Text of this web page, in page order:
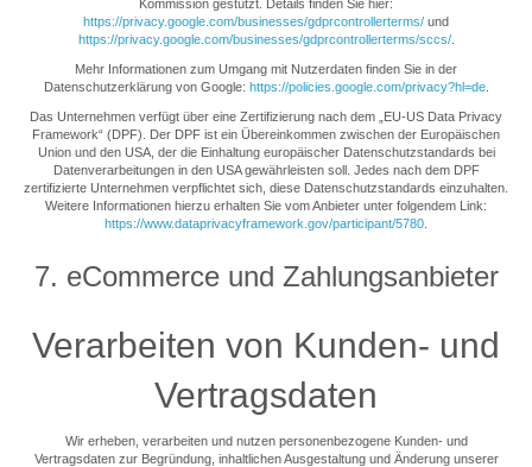
Kommission gestützt. Details finden Sie hier:
https://privacy.google.com/businesses/gdprcontrollerterms/ und
https://privacy.google.com/businesses/gdprcontrollerterms/sccs/.
Mehr Informationen zum Umgang mit Nutzerdaten finden Sie in der
Datenschutzerklärung von Google: https://policies.google.com/privacy?hl=de.
Das Unternehmen verfügt über eine Zertifizierung nach dem „EU-US Data Privacy
Framework“ (DPF). Der DPF ist ein Übereinkommen zwischen der Europäischen
Union und den USA, der die Einhaltung europäischer Datenschutzstandards bei
Datenverarbeitungen in den USA gewährleisten soll. Jedes nach dem DPF
zertifizierte Unternehmen verpflichtet sich, diese Datenschutzstandards einzuhalten.
Weitere Informationen hierzu erhalten Sie vom Anbieter unter folgendem Link:
https://www.dataprivacyframework.gov/participant/5780
7. eCommerce und Zahlungs­anbieter
Verarbeiten von Kunden- und
Vertragsdaten
Wir erheben, verarbeiten und nutzen personenbezogene Kunden- und
Vertragsdaten zur Begründung, inhaltlichen Ausgestaltung und Änderung unserer